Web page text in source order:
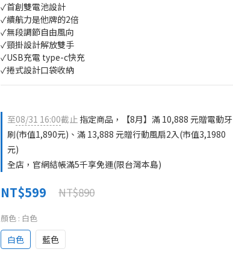
✓首創雙電池設計
✓續航力是他牌的2倍
✓無段調節自由風向
✓頸掛設計解放雙手
✓USB充電 type-c快充
✓捲式設計口袋收納
至08/31 16:00截止 指定商品，【8月】滿 10,888 元贈電動牙
刷(市值1,890元)、滿 13,888 元贈行動風扇2入(市值3,1980
元)
全店，官網結帳滿5千享免運(限台灣本島)
NT$599 NT$890
顏色 : 白色
白色 藍色